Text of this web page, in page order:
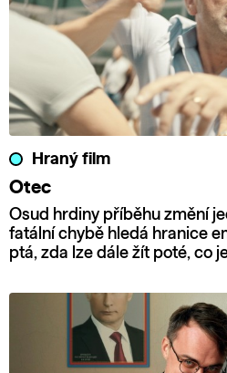
Hraný film
Otec
Osud hrdiny příběhu změní
fatální chybě hledá hranice
ptá, zda lze dále žít poté, co